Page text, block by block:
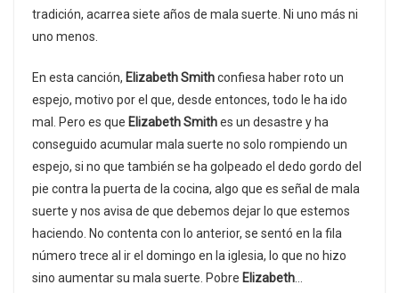
tradición, acarrea siete años de mala suerte. Ni uno más ni
uno menos.
En esta canción, Elizabeth Smithconfiesa haber roto un
espejo, motivo por el que, desde entonces, todo le ha ido
mal. Pero es que Elizabeth Smithes un desastre y ha
conseguido acumular mala suerte no solo rompiendo un
espejo, si no que también se ha golpeado el dedo gordo del
pie contra la puerta de la cocina, algo que es señal de mala
suerte y nos avisa de que debemos dejar lo que estemos
haciendo. No contenta con lo anterior, se sentó en la fila
número trece al ir el domingo en la iglesia, lo que no hizo
sino aumentar su mala suerte. Pobre Elizabeth